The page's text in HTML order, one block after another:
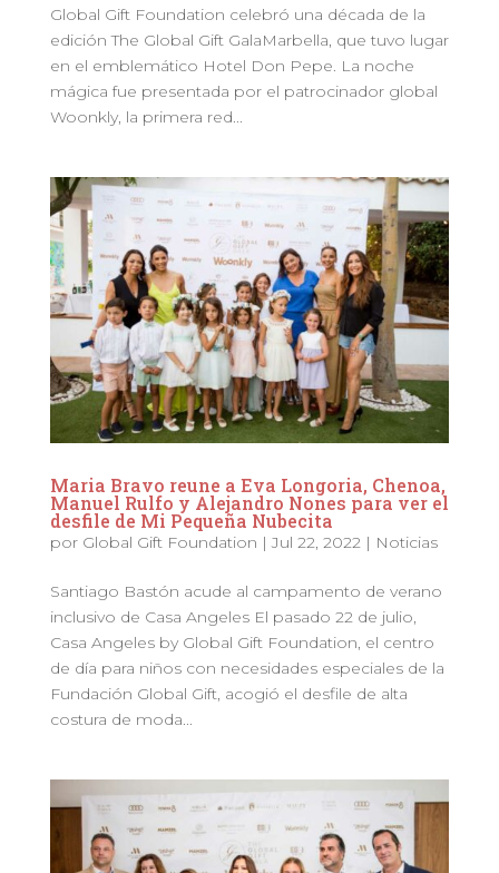
Global Gift Foundation celebró una década de la
edición The Global Gift GalaMarbella, que tuvo lugar
en el emblemático Hotel Don Pepe. La noche
mágica fue presentada por el patrocinador global
Woonkly, la primera red...
Maria Bravo reune a Eva Longoria, Chenoa,
Manuel Rulfo y Alejandro Nones para ver el
desfile de Mi Pequeña Nubecita
por Global Gift Foundation |Jul 22, 2022| Noticias
Santiago Bastón acude al campamento de verano
inclusivo de Casa Angeles El pasado 22 de julio,
Casa Angeles by Global Gift Foundation, el centro
de día para niños con necesidades especiales de la
Fundación Global Gift, acogió el desfile de alta
costura de moda...